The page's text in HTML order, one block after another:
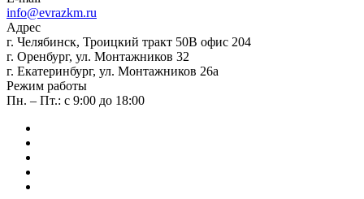
info@evrazkm.ru
Адрес
г. Челябинск, Троицкий тракт 50В офис 204
г. Оренбург, ул. Монтажников 32
г. Екатеринбург, ул. Монтажников 26а
Режим работы
Пн. – Пт.: с 9:00 до 18:00